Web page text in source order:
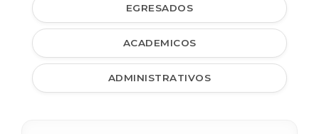
EGRESADOS
ACADEMICOS
ADMINISTRATIVOS